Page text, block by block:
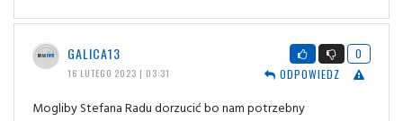
GALICA13
16 LUTEGO 2023 | 03:31
0
ODPOWIEDZ
Mogliby Stefana Radu dorzucić bo nam potrzebny